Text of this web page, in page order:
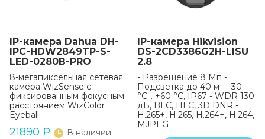
IP-камера Dahua DH-
IPC-HDW2849TP-S-
LED-0280B-PRO
8-мегапиксельная сетевая
камера WizSense с
фиксированным фокусным
расстоянием WizColor
Eyeball
21890 ₽ В наличии
IP-камера Hikvision
DS-2CD3386G2H-LISU
2.8
- Разрешение 8 Мп -
Подсветка до 40 м - –30
°C… +60 °C, IP67 - WDR 130
дБ, BLC, HLC, 3D DNR -
H.265+, H.265, H.264+, H.264,
MJPEG